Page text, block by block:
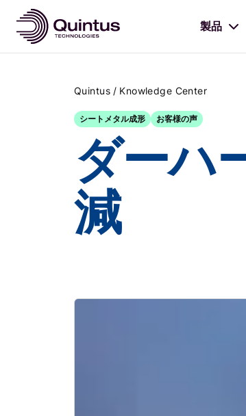
製品
Quintus / Knowledge Center
シートメタル成形 お客様の声
ダーハ
減